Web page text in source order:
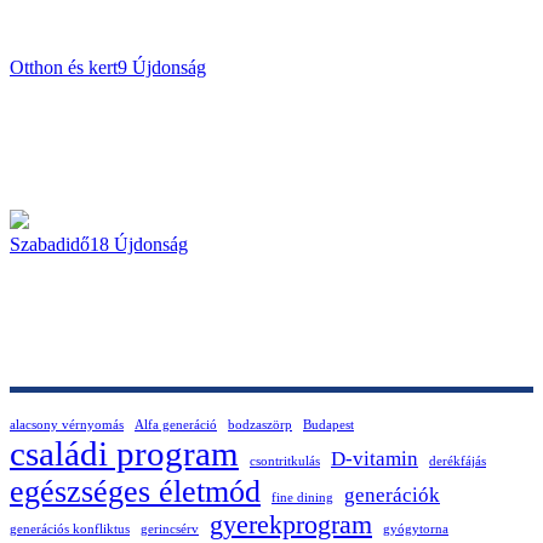
Otthon és kert9 Újdonság
Szabadidő18 Újdonság
alacsony vérnyomás Alfa generáció bodzaszörp Budapest
családi program csontritkulás D-vitamin derékfájás
egészséges életmód fine dining generációk
generációs konfliktus gerincsérv gyerekprogram gyógytorna